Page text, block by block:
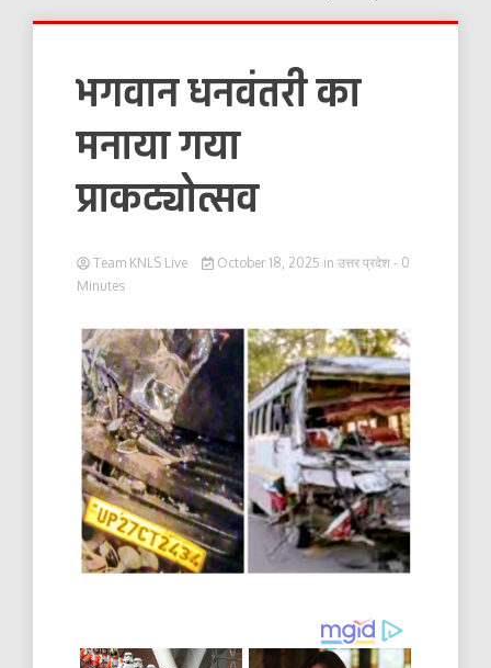
भगवान धनवंतरी का
मनाया गया
प्राकट्योत्सव
Team KNLS Live October 18, 2025 in उत्तर प्रदेश - 0
Minutes